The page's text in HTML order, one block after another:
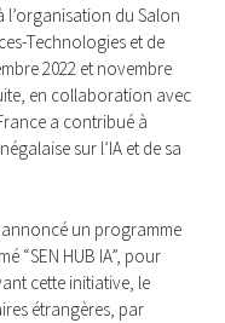
l’organisation du Salon
Technologies et de
2022 et novembre
en collaboration avec
a contribué à
sur l’IA et de sa
un programme
“SEN HUB IA”, pour
cette initiative, le
étrangères, par